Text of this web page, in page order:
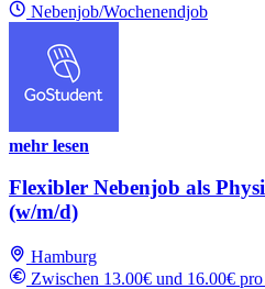
Nebenjob/Wochenendjob
mehr lesen
Flexibler Nebenjob als
(w/m/d)
Hamburg
Zwischen 13.00€ und 16.00€